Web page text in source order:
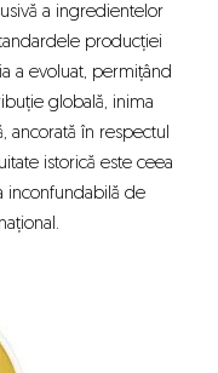
a ingredientelor
producției
a evoluat, permițând
globală, inima
ancorată în respectul
istorică este ceea
inconfundabilă de